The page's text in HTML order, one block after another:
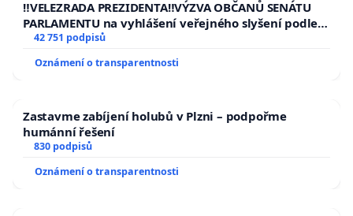
‼️VELEZRADA PREZIDENTA‼️VÝZVA OBČANŮ SENÁTU
PARLAMENTU na vyhlášení veřejného slyšení podle §
144 jednacího řádu Senátu k návrhu na přijetí
usnesení k podání ústavní žaloby na prezidenta
republiky
42 751 podpisů
Oznámení o transparentnosti
Zastavme zabíjení holubů v Plzni – podpořme
humánní řešení
830 podpisů
Oznámení o transparentnosti